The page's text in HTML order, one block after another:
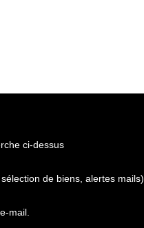
ci-dessus
de biens, alertes mails)
mail.